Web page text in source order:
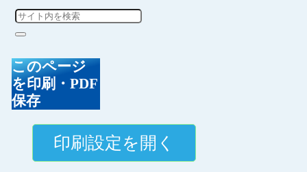
このページ
を印刷・PDF
保存